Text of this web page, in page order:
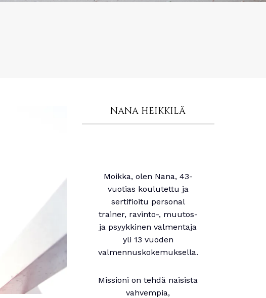
NANA HEIKKILÄ
Moikka, olen Nana, 43-
vuotias koulutettu ja
sertifioitu personal
trainer, ravinto-, muutos-
ja psyykkinen valmentaja
yli 13 vuoden
valmennuskokemuksella.
Missioni on tehdä naisista
vahvempia,